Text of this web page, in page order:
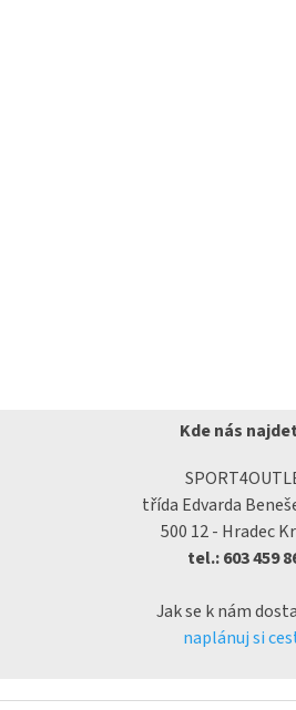
Kde nás
třída Edvarda
500 12 - Hradec
tel.: 603 459
Jak se k nám
naplánuj si